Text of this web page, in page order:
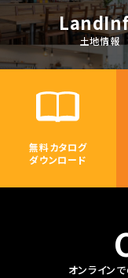
土地情報
無料カタログ
ダウンロード
オンライン